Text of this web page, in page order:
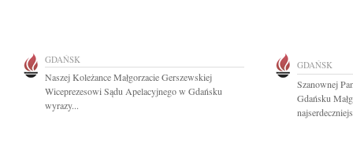
GDAŃSK
Naszej Koleżance Małgorzacie Gerszewskiej
Wiceprezesowi Sądu Apelacyjnego w Gdańsku
wyrazy...
GDAŃSK
Szanownej
Gdańsku